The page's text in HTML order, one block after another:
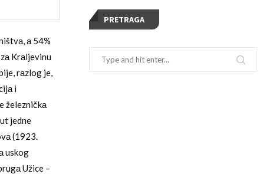
а 54%
Krаljevinu
rаzlog je,
i
železničkа
jedne
(1923.
uskog
Užice –
PRETRAGA